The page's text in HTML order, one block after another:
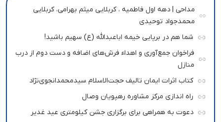
مداحی | دهه اول فاطمیه ، کربلایی میثم بهرامی، کربلایی
محمدجواد توحیدی
شما هم در برپایی خیمه اباعبدالله (ع) سهیم باشید!
فراخوان جمع‌آوری و اهداء فرش‌های اضافه و دست دوم از درب
منازل
کتاب اثرات ایمان تالیف حجت‌الاسلام سیدمحمدانجوی‌نژاد
راه اندازی مرکز مشاوره رهپویان وصال
دعوت به همراهی برای برگزاری جشن کیلومتری عید غدیر